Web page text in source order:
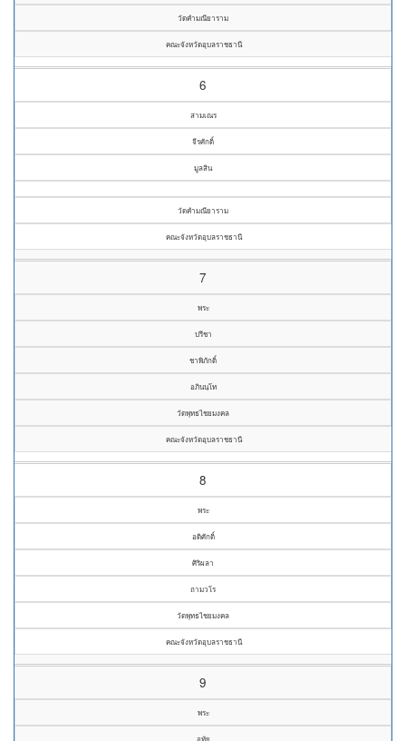
วัดคำมณียาราม
คณะจังหวัดอุบลราชธานี
6
สามเณร
จีรศักดิ์
มูลสิน
วัดคำมณียาราม
คณะจังหวัดอุบลราชธานี
7
พระ
ปรีชา
ชาพิภักดิ์
อภินนฺโท
วัดพุทธไชยมงคล
คณะจังหวัดอุบลราชธานี
8
พระ
อดิศักดิ์
ศิริผลา
ถามวโร
วัดพุทธไชยมงคล
คณะจังหวัดอุบลราชธานี
9
พระ
อุทัย